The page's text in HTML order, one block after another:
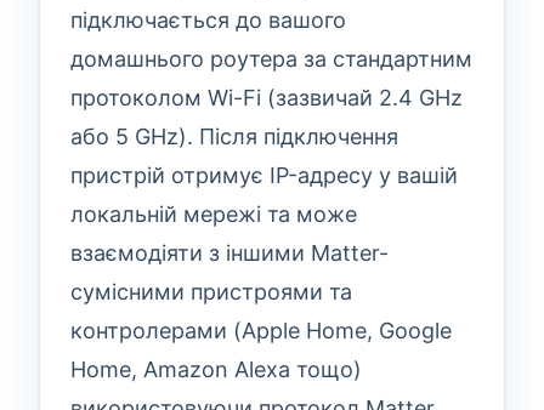
підключається до вашого
домашнього роутера за стандартним
протоколом Wi-Fi (зазвичай 2.4 GHz
або 5 GHz). Після підключення
пристрій отримує IP-адресу у вашій
локальній мережі та може
взаємодіяти з іншими Matter-
сумісними пристроями та
контролерами (Apple Home, Google
Home, Amazon Alexa тощо)